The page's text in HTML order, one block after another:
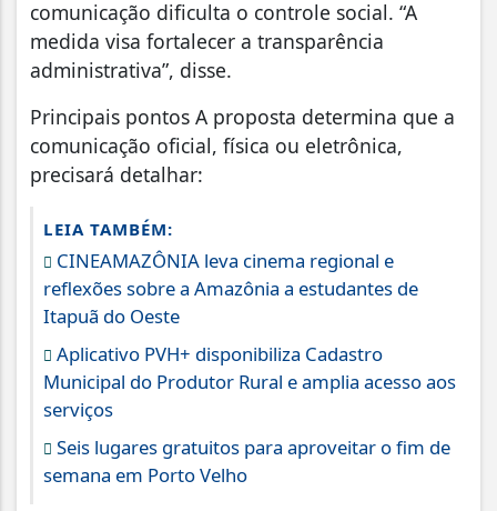
comunicação dificulta o controle social. “A
medida visa fortalecer a transparência
administrativa”, disse.
Principais pontos A proposta determina que a
comunicação oficial, física ou eletrônica,
precisará detalhar:
LEIA TAMBÉM:
CINEAMAZÔNIA leva cinema regional e
reflexões sobre a Amazônia a estudantes de
Itapuã do Oeste
Aplicativo PVH+ disponibiliza Cadastro
Municipal do Produtor Rural e amplia acesso aos
serviços
Seis lugares gratuitos para aproveitar o fim de
semana em Porto Velho